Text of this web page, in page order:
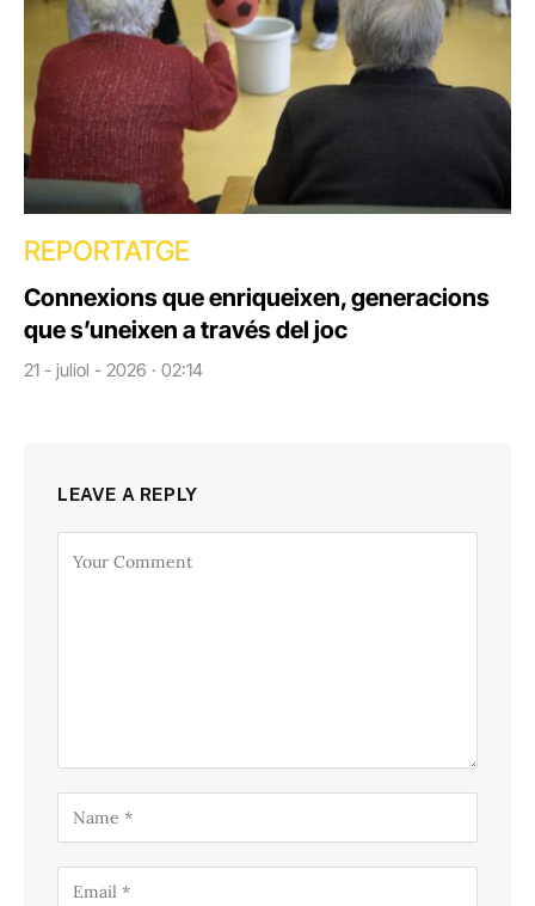
REPORTATGE
Connexions que enriqueixen, generacions
que s’uneixen a través del joc
21 - juliol - 2026 · 02:14
LEAVE A REPLY